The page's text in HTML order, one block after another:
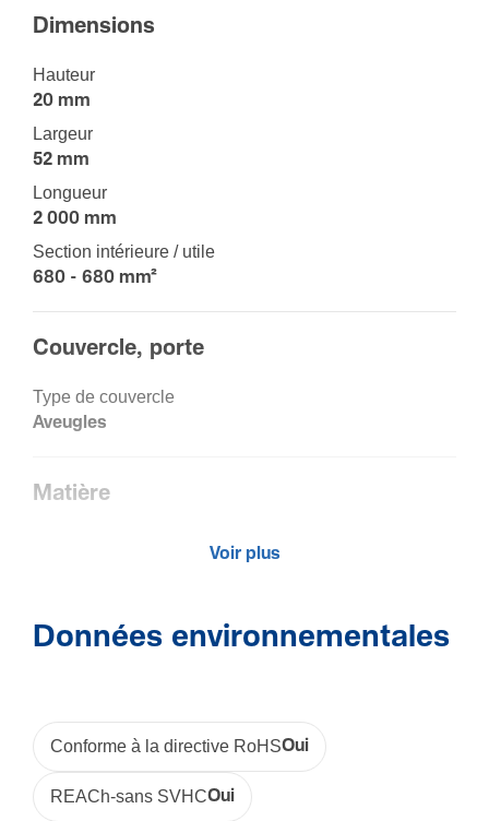
Dimen­sions
Hauteur
20 mm
Largeur
52 mm
Longueur
2 000 mm
Section intérieure / utile
680 - 680 mm²
Couver­cle, porte
Type de couvercle
Aveugles
Matière
Non traité
Couleur
Blanc
Sécu­rité
Voir plus
Données environnementales
Conforme à la directive RoHSOui
REACh-sans SVHCOui